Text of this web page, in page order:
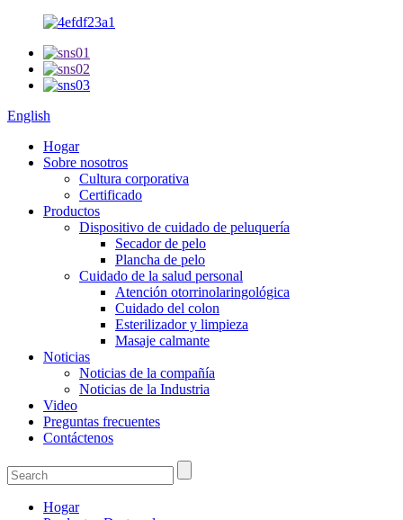
English
Hogar
Sobre nosotros
Cultura corporativa
Certificado
Productos
Dispositivo de cuidado de peluquería
Secador de pelo
Plancha de pelo
Cuidado de la salud personal
Atención otorrinolaringológica
Cuidado del colon
Esterilizador y limpieza
Masaje calmante
Noticias
Noticias de la compañía
Noticias de la Industria
Video
Preguntas frecuentes
Contáctenos
Hogar